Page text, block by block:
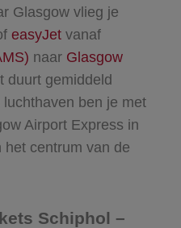
Glasgow vlieg je
easyJetvanaf
naar Glasgow
duurt gemiddeld
ben je met
Airport Express in
het centrum van de
Schiphol –